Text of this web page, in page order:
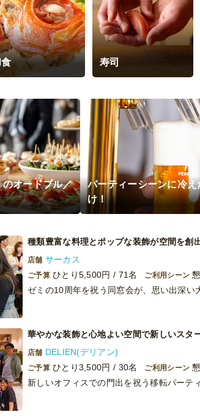
寿司
オードブル／
パーティーシーンに冷
け！
種類豊富な料理とポップな装飾が空間を創
店舗 サーカス
ご予算 ひとり5,500円 / 71名 ご利用シーン
華やかな装飾と心地よい空間で新しいスタ
店舗 DELIEN(デリアン)
ご予算 ひとり3,500円 / 30名 ご利用シーン